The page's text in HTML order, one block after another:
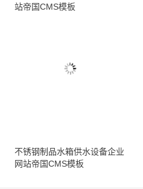
站帝国CMS模板
不锈钢制品水箱供水设备企业
网站帝国CMS模板